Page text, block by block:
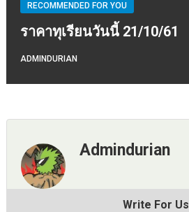
RECOMMENDED FOR YOU
ราคาทุเรียนวันนี้ 21/10/61
ADMINDURIAN
Admindurian
Write For Us